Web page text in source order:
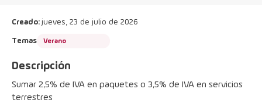
Creado: jueves, 23 de julio de 2026
Temas Verano
Descripción
Sumar 2,5% de IVA en paquetes o 3,5% de IVA en servicios
terrestres